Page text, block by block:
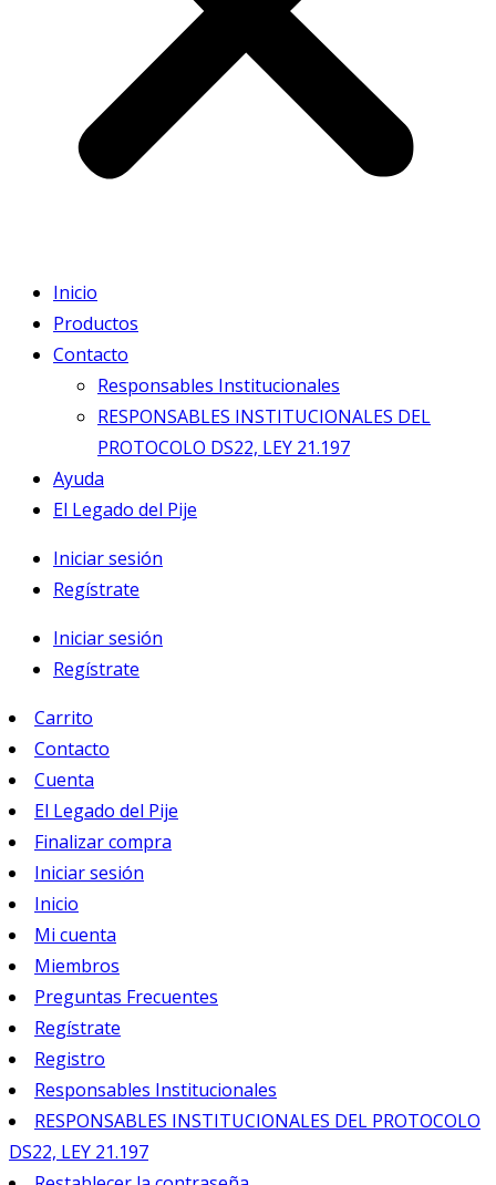
Inicio
Productos
Contacto
Responsables Institucionales
RESPONSABLES INSTITUCIONALES DEL
PROTOCOLO DS22, LEY 21.197
Ayuda
El Legado del Pije
Iniciar sesión
Regístrate
Iniciar sesión
Regístrate
Carrito
Contacto
Cuenta
El Legado del Pije
Finalizar compra
Iniciar sesión
Inicio
Mi cuenta
Miembros
Preguntas Frecuentes
Regístrate
Registro
Responsables Institucionales
RESPONSABLES INSTITUCIONALES DEL PROTOCOLO
DS22, LEY 21.197